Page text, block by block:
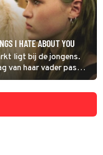
I HATE ABOUT YOU
ligt bij de jongens.
van haar vader pas
te zien is in 10